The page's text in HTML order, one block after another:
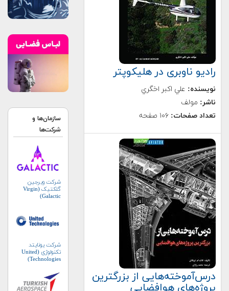
رادیو ناوبری در هلیکوپتر
نویسنده: علي اكبر اخگري
ناشر: مولف
تعداد صفحات: ۱۰۶ صفحه
درس‌آموخته‌هایی از بزرگترین
پروژه‌های هوافضایی
سازمان‌ها و
شرکت‌ها
شرکت ویرجین
گلکتیک (Virgin
Galactic)
شرکت یونایتد
تکنولوژی (United
Technologies)